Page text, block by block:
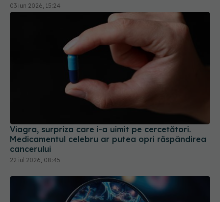
03 iun 2026, 15:24
Viagra, surpriza care i-a uimit pe cercetători.
Medicamentul celebru ar putea opri răspândirea
cancerului
22 iul 2026, 08:45